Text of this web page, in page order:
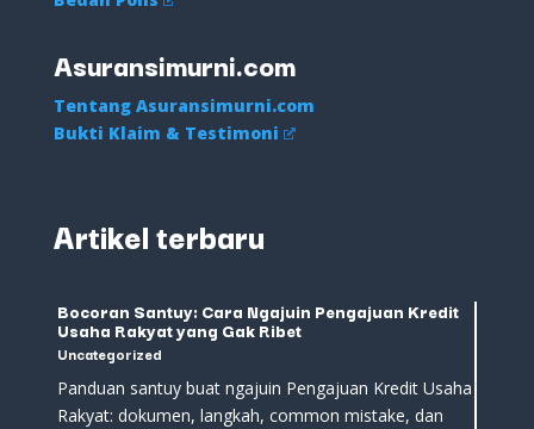
Asuransimurni.com
Tentang Asuransimurni.com
Bukti Klaim & Testimoni
Artikel terbaru
Bocoran Santuy: Cara Ngajuin Pengajuan Kredit
Usaha Rakyat yang Gak Ribet
Uncategorized
Panduan santuy buat ngajuin Pengajuan Kredit Usaha
Rakyat: dokumen, langkah, common mistake, dan